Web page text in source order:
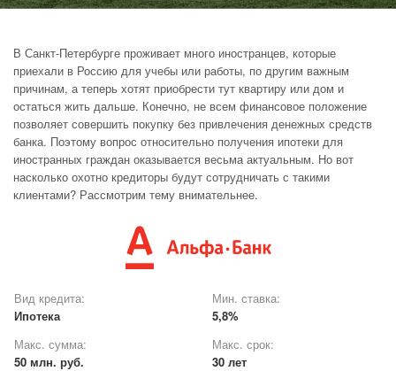
В Санкт-Петербурге проживает много иностранцев, которые
приехали в Россию для учебы или работы, по другим важным
причинам, а теперь хотят приобрести тут квартиру или дом и
остаться жить дальше. Конечно, не всем финансовое положение
позволяет совершить покупку без привлечения денежных средств
банка. Поэтому вопрос относительно получения ипотеки для
иностранных граждан оказывается весьма актуальным. Но вот
насколько охотно кредиторы будут сотрудничать с такими
клиентами? Рассмотрим тему внимательнее.
Вид кредита:
Ипотека
Мин. ставка:
5,8%
Макс. сумма:
50 млн. руб.
Макс. срок:
30 лет